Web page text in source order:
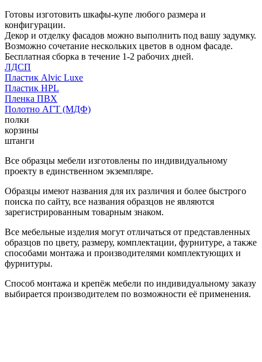
Готовы изготовить шкафы-купе любого размера и
конфигурации.
Декор и отделку фасадов можно выполнить под вашу задумку.
Возможно сочетание нескольких цветов в одном фасаде.
Бесплатная сборка в течение 1-2 рабочих дней.
ЛДСП
Пластик Alvic Luxe
Пластик HPL
Пленка ПВХ
Полотно АГТ (МДФ)
полки
корзины
штанги
Все образцы мебели изготовлены по индивидуальному
проекту в единственном экземпляре.
Образцы имеют названия для их различия и более быстрого
поиска по сайту, все названия образцов не являются
зарегистрированным товарным знаком.
Все мебельные изделия могут отличаться от представленных
образцов по цвету, размеру, комплектации, фурнитуре, а также
способами монтажа и производителями комплектующих и
фурнитуры.
Способ монтажа и крепёж мебели по индивидуальному заказу
выбирается производителем по возможности её применения.